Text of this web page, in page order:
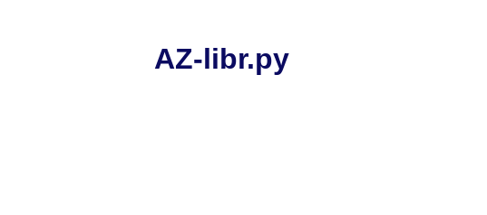
AZ-libr.ру